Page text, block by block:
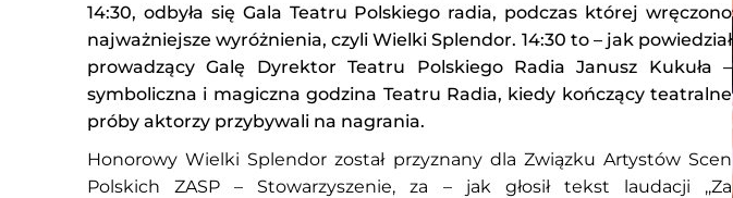
14:30, odbyła się Gala Teatru Polskiego radia, podczas której wręczono
najważniejsze wyróżnienia, czyli Wielki Splendor. 14:30 to – jak powiedział
prowadzący Galę Dyrektor Teatru Polskiego Radia Janusz Kukuła –
symboliczna i magiczna godzina Teatru Radia, kiedy kończący teatralne
próby aktorzy przybywali na nagrania.
Honorowy Wielki Splendor został przyznany dla Związku Artystów Scen
Polskich ZASP – Stowarzyszenie, za – jak głosił tekst laudacji ,,Za